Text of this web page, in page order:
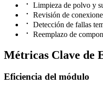
Limpieza de polvo y
Revisión de
Detección de fallas
Reemplazo de
Métricas Clave de
Eficiencia del módulo